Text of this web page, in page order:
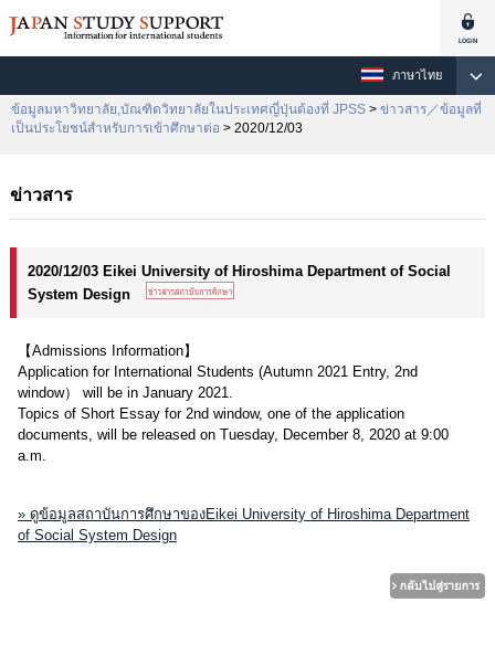
ภาษาไทย
ข้อมูลมหาวิทยาลัย,บัณฑิตวิทยาลัยในประเทศญี่ปุ่นต้องที่ JPSS > ข่าวสาร／ข้อมูลที่
เป็นประโยชน์สำหรับการเข้าศึกษาต่อ > 2020/12/03
ข่าวสาร
2020/12/03 Eikei University of Hiroshima Department of Social
System Design
【Admissions Information】
Application for International Students (Autumn 2021 Entry, 2nd
window） will be in January 2021.
Topics of Short Essay for 2nd window, one of the application
documents, will be released on Tuesday, December 8, 2020 at 9:00
a.m.
» ดูข้อมูลสถาบันการศึกษาของEikei University of Hiroshima Department
of Social System Design